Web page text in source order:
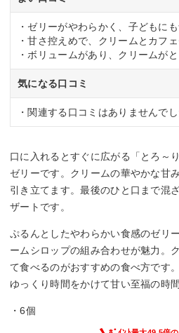
・ゼリーがやわらかく、子どもにも
・甘さ控えめで、クリームとカフ
・ボリュームがあり、クリームが
気になる口コミ
・関連する口コミはありませんでし
口に入れるとすぐに広がる「とろ～
ゼリーです。クリームの華やかな甘
引き立てます。最後のひと口まで混
ザートです。
ぷるんとしたやわらかい食感のゼリ
ームシロップの組み合わせが魅力。
て食べるのがおすすめの食べ方です
ゆっくり時間をかけて甘い至福の時
・6個